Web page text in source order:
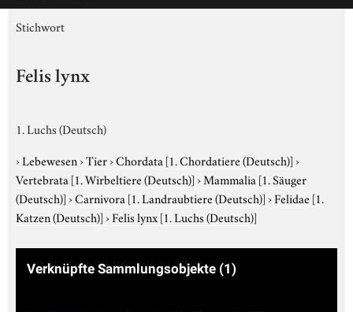
Stichwort
Felis lynx
1. Luchs (Deutsch)
›Lebewesen›Tier›Chordata [1. Chordatiere (Deutsch)]›
Vertebrata [1. Wirbeltiere (Deutsch)]›Mammalia [1. Säuger
(Deutsch)]›Carnivora [1. Landraubtiere (Deutsch)]›Felidae [1.
Katzen (Deutsch)]›Felis lynx[1. Luchs (Deutsch)]
Verknüpfte Sammlungsobjekte (1)